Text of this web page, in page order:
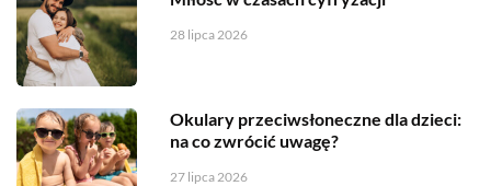
28 lipca 2026
Okulary przeciwsłoneczne dla dzieci:
na co zwrócić uwagę?
27 lipca 2026